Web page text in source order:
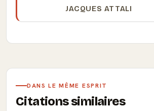
JACQUES ATTALI
DANS LE MÊME ESPRIT
Citations similaires